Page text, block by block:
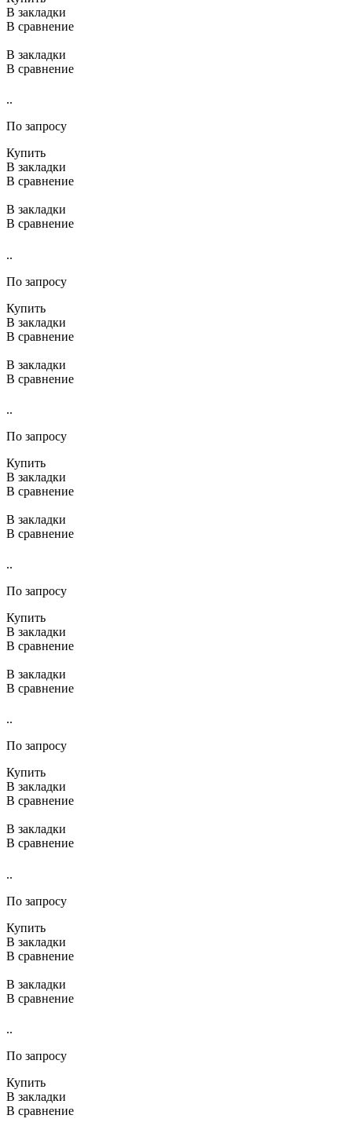
В закладки
В сравнение
В закладки
В сравнение
..
По запросу
Купить
В закладки
В сравнение
В закладки
В сравнение
..
По запросу
Купить
В закладки
В сравнение
В закладки
В сравнение
..
По запросу
Купить
В закладки
В сравнение
В закладки
В сравнение
..
По запросу
Купить
В закладки
В сравнение
В закладки
В сравнение
..
По запросу
Купить
В закладки
В сравнение
В закладки
В сравнение
..
По запросу
Купить
В закладки
В сравнение
В закладки
В сравнение
..
По запросу
Купить
В закладки
В сравнение